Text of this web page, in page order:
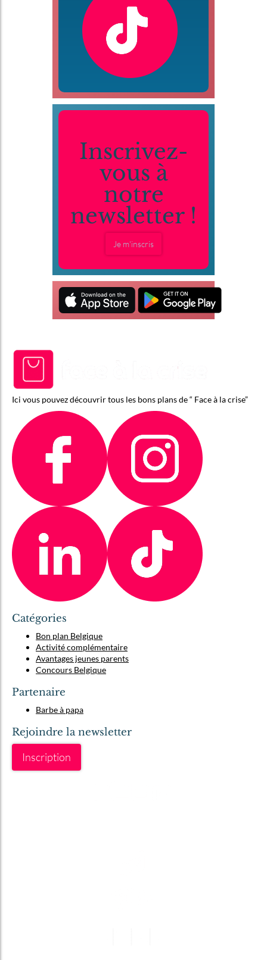
Inscrivez-
vous à
notre
newsletter !
Je m'inscris
Ici vous pouvez découvrir tous les bons plans de “ Face à la crise”
Catégories
Bon plan Belgique
Activité complémentaire
Avantages jeunes parents
Concours Belgique
Partenaire
Barbe à papa
Rejoindre la newsletter
Inscription